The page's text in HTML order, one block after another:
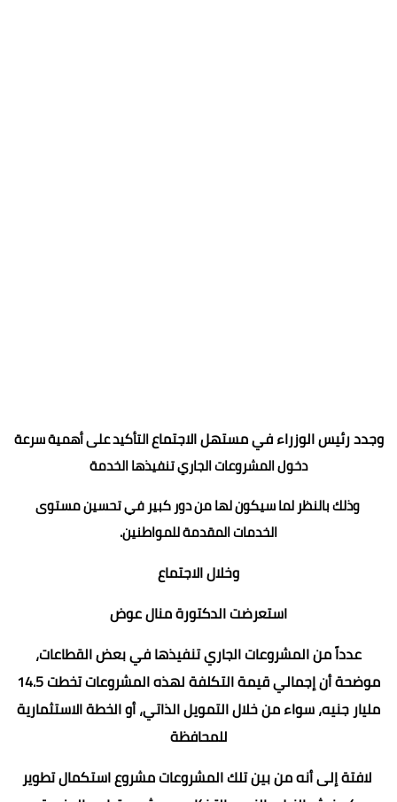
وجدد رئيس الوزراء في مستهل الاجتماعالتأكيد على أهمية سرعة
دخول المشروعات الجاري تنفيذها الخدمة
وذلك بالنظر لما سيكون لها من دور كبير في تحسين مستوى
الخدمات المقدمة للمواطنين.
وخلال الاجتماع
استعرضت الدكتورة منال عوض
عدداً من المشروعات الجاري تنفيذها في بعض القطاعات،
موضحة أن إجمالي قيمة التكلفة لهذه المشروعات تخطت 14.5
مليار جنيه، سواء من خلال التمويل الذاتي، أو الخطة الاستثمارية
للمحافظة
لافتة إلى أنه من بين تلك المشروعات مشروع استكمال تطوير